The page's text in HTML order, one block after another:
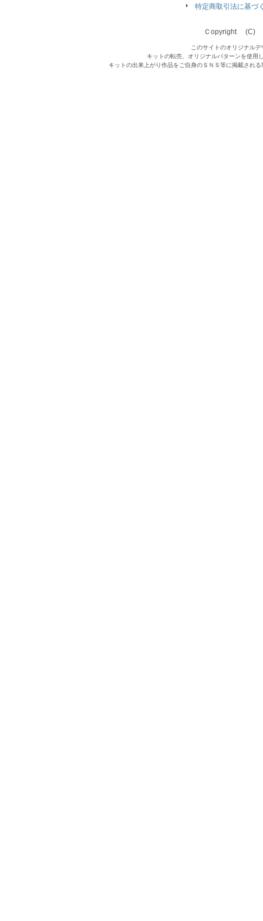
特定商取引法に基づ
Ｃopyright (C)
このサイトのオリジナル
キットの転売、オリジナルパターンを使用
キットの出来上がり作品をご自身のＳＮＳ等に掲載され